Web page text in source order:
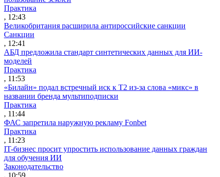
Практика
, 12:43
Великобритания расширила антироссийские санкции
Санкции
, 12:41
АБД предложила стандарт синтетических данных для ИИ-
моделей
Практика
, 11:53
«Билайн» подал встречный иск к Т2 из-за слова «микс» в
названии бренда мультиподписки
Практика
, 11:44
ФАС запретила наружную рекламу Fonbet
Практика
, 11:23
IT-бизнес просит упростить использование данных граждан
для обучения ИИ
Законодательство
, 10:59